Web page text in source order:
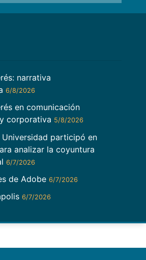
narrativa
6/8/2026
en comunicación
corporativa 5/8/2026
Universidad participó en
analizar la coyuntura
6/7/2026
de Adobe 6/7/2026
6/7/2026